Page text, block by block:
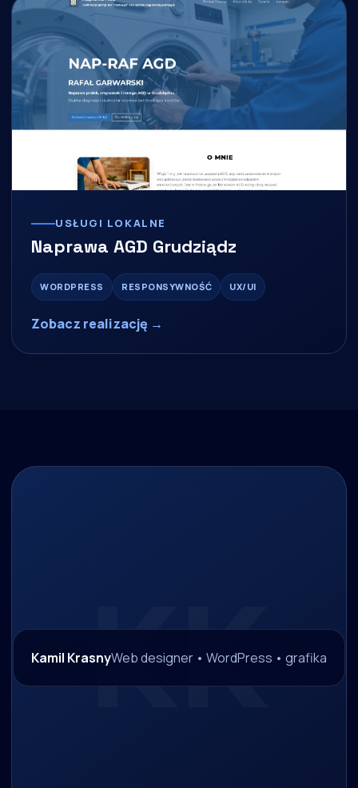
USŁUGI LOKALNE
Naprawa AGD Grudziądz
WORDPRESS RESPONSYWNOŚĆ UX/UI
Zobacz realizację →
Kamil KrasnyWeb designer • WordPress • grafika